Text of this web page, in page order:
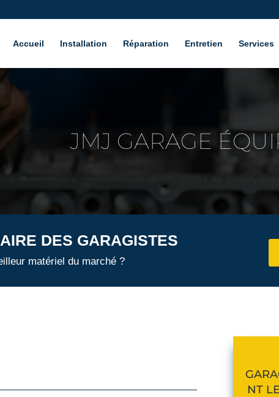
Accueil Installation Réparation Entretien Services
JMJ GARAGE
DES GARAGISTES
matériel du marché ?
NT